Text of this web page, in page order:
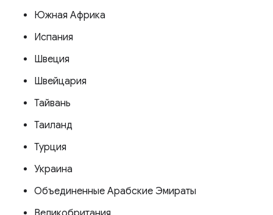
Южная Африка
Испания
Швеция
Швейцария
Тайвань
Таиланд
Турция
Украина
Объединенные Арабские Эмираты